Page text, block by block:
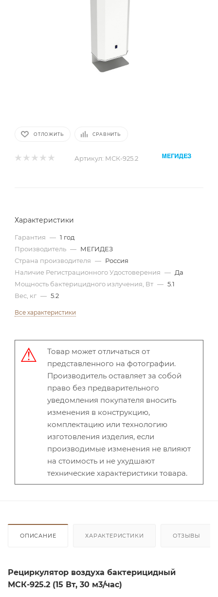
ОТЛОЖИТЬ СРАВНИТЬ
Артикул: МСК-925.2
Характеристики
Гарантия — 1 год
Производитель — МЕГИДЕЗ
Страна производителя — Россия
Наличие Регистрационного Удостоверения — Да
Мощность бактерицидного излучения, Вт — 5.1
Вес, кг — 5.2
Все характеристики
Товар может отличаться от
представленного на фотографии.
Производитель оставляет за собой
право без предварительного
уведомления покупателя вносить
изменения в конструкцию,
комплектацию или технологию
изготовления изделия, если
производимые изменения не влияют
на стоимость и не ухудшают
технические характеристики товара.
ОПИСАНИЕ ХАРАКТЕРИСТИКИ ОТЗЫВЫ
Рециркулятор воздуха бактерицидный
МСК-925.2 (15 Вт, 30 м3/час)